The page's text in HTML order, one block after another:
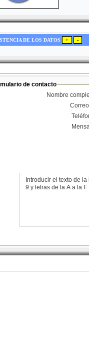
DE LOS DATOS
de contacto
Nombre
Introducir el texto de
9 y letras de la A a la F